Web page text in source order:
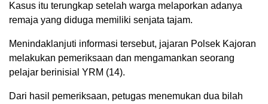
Kasus itu terungkap setelah warga melaporkan adanya
remaja yang diduga memiliki senjata tajam.
Menindaklanjuti informasi tersebut, jajaran Polsek Kajoran
melakukan pemeriksaan dan mengamankan seorang
pelajar berinisial YRM (14).
Dari hasil pemeriksaan, petugas menemukan dua bilah